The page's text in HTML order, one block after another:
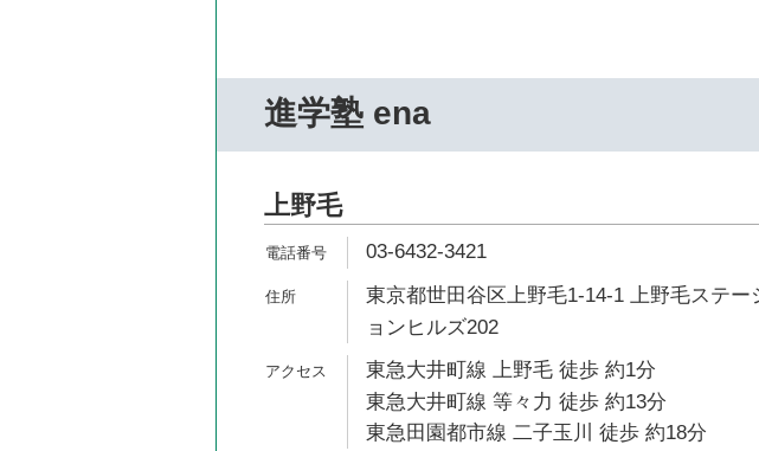
進学塾 ena
上野毛
03-6432-3421
東京都世田谷区上野毛1-14-1 上野毛ステー
ョンヒルズ202
東急大井町線 上野毛 徒歩 約1分
東急大井町線 等々力 徒歩 約13分
東急田園都市線 二子玉川 徒歩 約18分